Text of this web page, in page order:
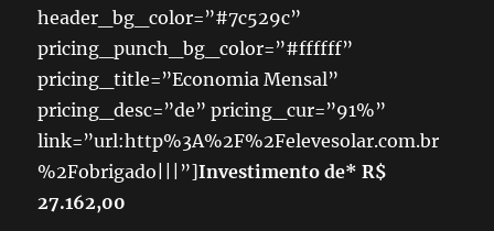
header_bg_color=”#7c529c”
pricing_punch_bg_color=”#ffffff”
pricing_title=”Economia Mensal”
pricing_desc=”de” pricing_cur=”91%”
link=”url:http%3A%2F%2Felevesolar.com.br
%2Fobrigado|||”]Investimento de* R$
27.162,00